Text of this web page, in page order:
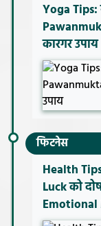
Yoga Tips:
कारगर उपाय
फिटनेस
Health
Luck को
Emotional